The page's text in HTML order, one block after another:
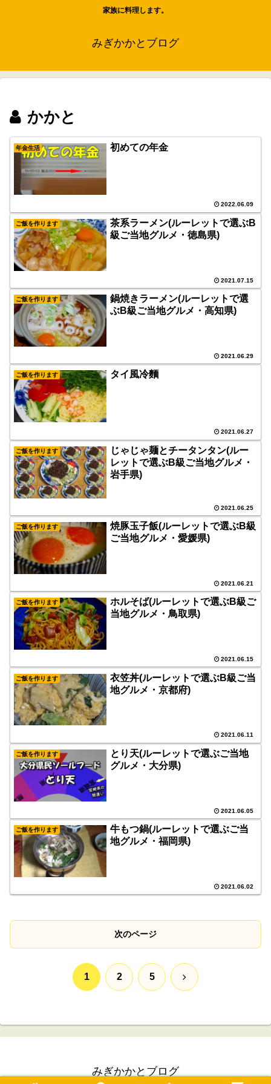
家族に料理します。
みぎかかとブログ
かかと
年金生活 初めての年金
2022.06.09
ご飯を作ります
茶系ラーメン(ルーレットで選ぶB
級ご当地グルメ・徳島県)
2021.07.15
ご飯を作ります
鍋焼きラーメン(ルーレットで選
ぶB級ご当地グルメ・高知県)
2021.06.29
ご飯を作ります タイ風冷麵
2021.06.27
ご飯を作ります
じゃじゃ麺とチータンタン(ルー
レットで選ぶB級ご当地グルメ・
岩手県)
2021.06.25
ご飯を作ります
焼豚玉子飯(ルーレットで選ぶB級
ご当地グルメ・愛媛県)
2021.06.21
ご飯を作ります
ホルそば(ルーレットで選ぶB級ご
当地グルメ・鳥取県)
2021.06.15
ご飯を作ります
衣笠丼(ルーレットで選ぶB級ご当
地グルメ・京都府)
2021.06.11
ご飯を作ります
とり天(ルーレットで選ぶご当地
グルメ・大分県)
2021.06.05
ご飯を作ります
牛もつ鍋(ルーレットで選ぶご当
地グルメ・福岡県)
2021.06.02
次のページ
1 2 5 次
みぎかかとブログ